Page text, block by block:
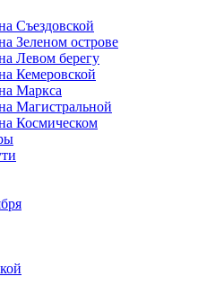
Съездовской
Зеленом острове
Левом берегу
Кемеровской
Маркса
Магистральной
Космическом